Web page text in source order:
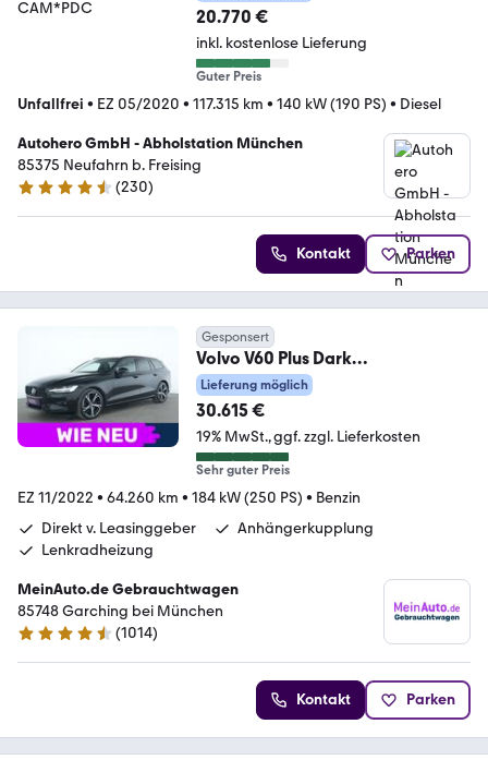
20.770 €
inkl. kostenlose Lieferung
Guter Preis
Unfallfrei • EZ 05/2020 • 117.315 km • 140 kW (190 PS) • Diesel
Autohero GmbH - Abholstation München
85375 Neufahrn b. Freising
4.4 Sterne
(230)
Kontakt Parken
Gesponsert
Volvo V60 Plus Dark
AHK|ACC|Navi|Kamera|Kessy|SHZ
|PDC
Lieferung möglich
30.615 €
19% MwSt. ggf. zzgl. Lieferkosten
Sehr guter Preis
EZ 11/2022 • 64.260 km • 184 kW (250 PS) • Benzin
Direkt v. Leasinggeber
Anhängerkupplung
Lenkradheizung
MeinAuto.de Gebrauchtwagen
85748 Garching bei München
4.6 Sterne
(1014)
Kontakt Parken